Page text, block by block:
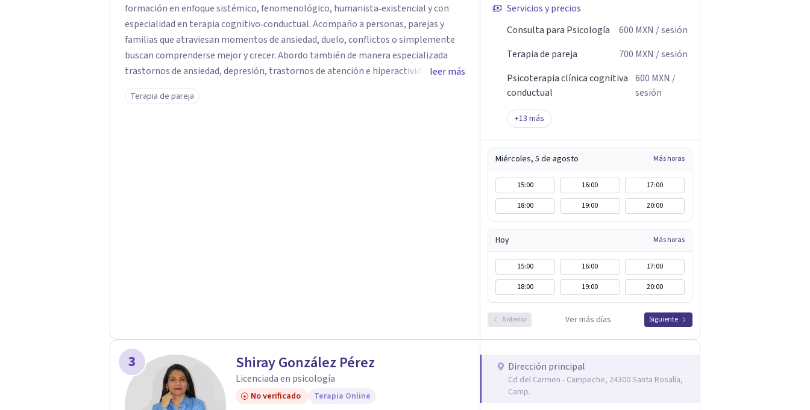
formación en enfoque sistémico, fenomenológico, humanista‑existencial y con
especialidad en terapia cognitivo‑conductual. Acompaño a personas, parejas y
familias que atraviesan momentos de ansiedad, duelo, conflictos o simplemente
buscan comprenderse mejor y crecer. Abordo también de manera especializada
trastornos de ansiedad, depresión, trastornos de atención e hiperactividad,
trastornos del estado de ánimo, problemas emocionales y conductuales, así como
dificultades en el manejo del estrés y las emociones. Mi espacio es seguro,
leer más
Terapia de pareja
Servicios y precios
Consulta para Psicología
600 MXN / sesión
Terapia de pareja
700 MXN / sesión
Psicoterapia clínica cognitiva
conductual
600 MXN /
sesión
+13 más
Miércoles, 5 de agosto Más horas
15:00 16:00
17:00
18:00
19:00 20:00
Hoy Más horas
15:00 16:00
17:00
18:00
19:00 20:00
Anterior Ver más días Siguiente
3 Shiray González Pérez
Licenciada en psicología
No verificado Terapia Online
Dirección principal
Cd del Carmen - Campeche, 24300 Santa Rosalía,
Camp.